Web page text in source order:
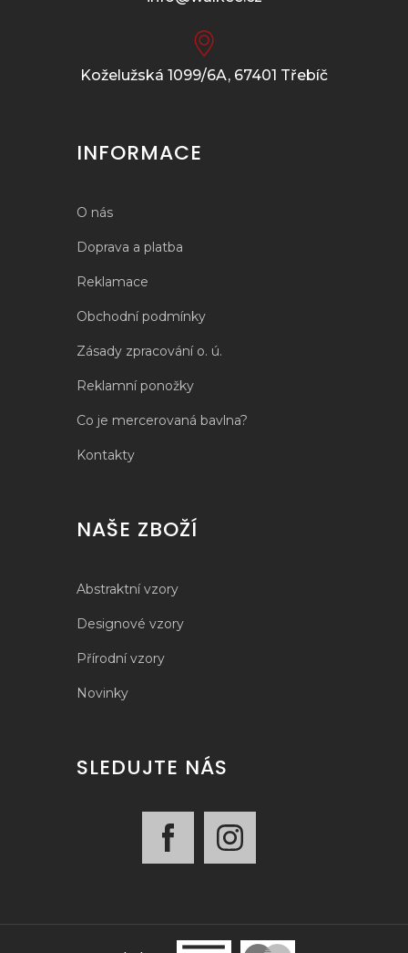
Koželužská 1099/6A, 67401 Třebíč
INFORMACE
O nás
Doprava a platba
Reklamace
Obchodní podmínky
Zásady zpracování o. ú.
Reklamní ponožky
Co je mercerovaná bavlna?
Kontakty
NAŠE ZBOŽÍ
Abstraktní vzory
Designové vzory
Přírodní vzory
Novinky
SLEDUJTE NÁS